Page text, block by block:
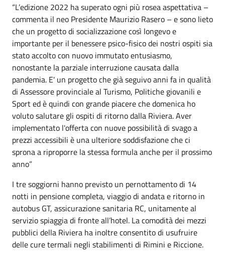
“L’edizione 2022 ha superato ogni più rosea aspettativa –
commenta il neo Presidente Maurizio Rasero – e sono lieto
che un progetto di socializzazione così longevo e
importante per il benessere psico-fisico dei nostri ospiti sia
stato accolto con nuovo immutato entusiasmo,
nonostante la parziale interruzione causata dalla
pandemia. E' un progetto che già seguivo anni fa in qualità
di Assessore provinciale al Turismo, Politiche giovanili e
Sport ed è quindi con grande piacere che domenica ho
voluto salutare gli ospiti di ritorno dalla Riviera. Aver
implementato l'offerta con nuove possibilità di svago a
prezzi accessibili è una ulteriore soddisfazione che ci
sprona a riproporre la stessa formula anche per il prossimo
anno”
I tre soggiorni hanno previsto un pernottamento di 14
notti in pensione completa, viaggio di andata e ritorno in
autobus GT, assicurazione sanitaria RC, unitamente al
servizio spiaggia di fronte all’hotel. La comodità dei mezzi
pubblici della Riviera ha inoltre consentito di usufruire
delle cure termali negli stabilimenti di Rimini e Riccione.